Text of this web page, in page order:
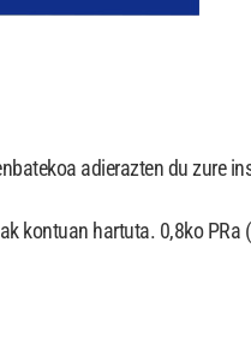
adierazten du zure
kontuan hartuta. 0,8ko PRa